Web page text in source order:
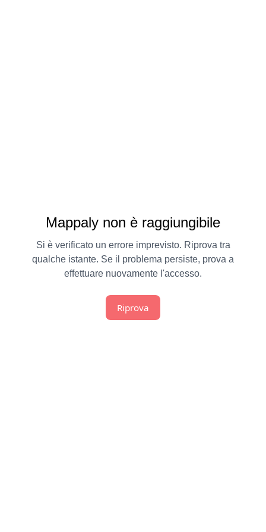
Mappaly non è raggiungibile
Si è verificato un errore imprevisto. Riprova tra
qualche istante. Se il problema persiste, prova a
effettuare nuovamente l'accesso.
Riprova